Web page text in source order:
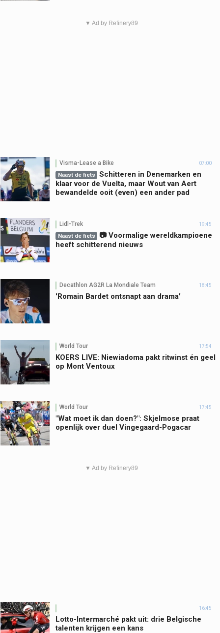
▼ Ad by Refinery89
Visma-Lease a Bike 07:00
Naast de fiets
Schitteren in Denemarken en
klaar voor de Vuelta, maar Wout van Aert
bewandelde ooit (even) een ander pad
Lidl-Trek 19:45
Naast de fiets
📷 Voormalige wereldkampioene
heeft schitterend nieuws
Decathlon AG2R La Mondiale Team 18:45
'Romain Bardet ontsnapt aan drama'
World Tour 17:54
KOERS LIVE: Niewiadoma pakt ritwinst én geel
op Mont Ventoux
World Tour 17:45
"Wat moet ik dan doen?": Skjelmose praat
openlijk over duel Vingegaard-Pogacar
▼ Ad by Refinery89
16:45
Lotto-Intermarché pakt uit: drie Belgische
talenten krijgen een kans